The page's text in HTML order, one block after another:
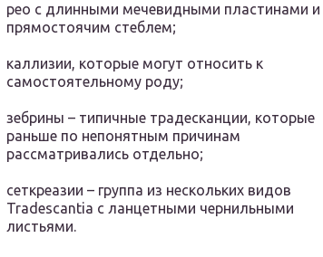
рео с длинными мечевидными пластинами и
прямостоячим стеблем;
каллизии, которые могут относить к
самостоятельному роду;
зебрины – типичные традесканции, которые
раньше по непонятным причинам
рассматривались отдельно;
сеткреазии – группа из нескольких видов
Tradescantia с ланцетными чернильными
листьями.